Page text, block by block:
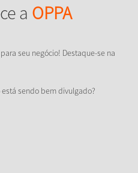
a OPPA
seu negócio! Destaque-se na
sendo bem divulgado?